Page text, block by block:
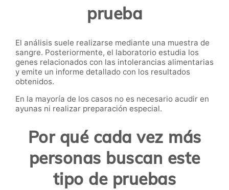
prueba
El análisis suele realizarse mediante una muestra de
sangre. Posteriormente, el laboratorio estudia los
genes relacionados con las intolerancias alimentarias
y emite un informe detallado con los resultados
obtenidos.
En la mayoría de los casos no es necesario acudir en
ayunas ni realizar preparación especial.
Por qué cada vez más
personas buscan este
tipo de pruebas